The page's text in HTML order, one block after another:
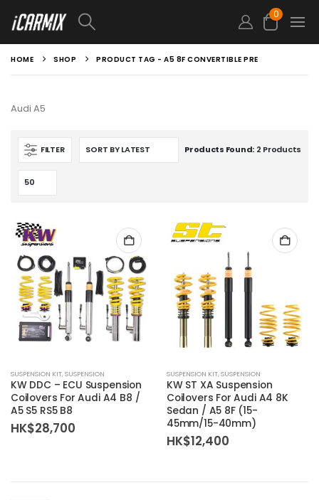
0
HOME SHOP PRODUCT TAG - A5 8F CONVERTIBLE PRE
Audi A5
FILTER Products Found: 2 Products
SUSPENSION KIT,SUSPENSION
KW DDC – ECU Suspension
Coilovers For Audi A4 B8 /
A5 S5 RS5 B8
HK$28,700
SUSPENSION KIT,SUSPENSION
KW ST XA Suspension
Coilovers For Audi A4 8K
Sedan / A5 8F (15-
45mm/15-40mm)
HK$12,400